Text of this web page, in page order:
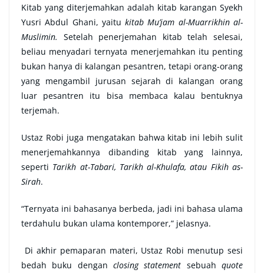
Kitab yang diterjemahkan adalah kitab karangan Syekh
Yusri Abdul Ghani, yaitukitab Mu’jam al-Muarrikhin al-
Muslimin. Setelah penerjemahan kitab telah selesai,
beliau menyadari ternyata menerjemahkan itu penting
bukan hanya di kalangan pesantren, tetapi orang-orang
yang mengambil jurusan sejarah di kalangan orang
luar pesantren itu bisa membaca kalau bentuknya
terjemah.
Ustaz Robi juga mengatakan bahwa kitab ini lebih sulit
menerjemahkannya dibanding kitab yang lainnya,
seperti Tarikh at-Tabari, Tarikh al-Khulafa, atau Fikih as-
Sirah.
“Ternyata ini bahasanya berbeda, jadi ini bahasa ulama
terdahulu bukan ulama kontemporer,” jelasnya.
Di akhir pemaparan materi, Ustaz Robi menutup sesi
bedah buku dengan closing statement sebuahquote